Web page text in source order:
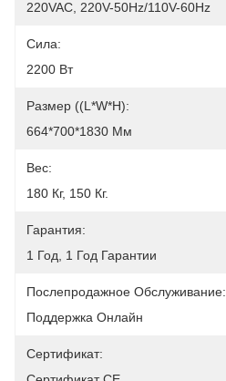
220VAC, 220V-50Hz/110V-60Hz
Сила:
2200 Вт
Размер ((L*W*H):
664*700*1830 Мм
Вес:
180 Кг, 150 Кг.
Гарантия:
1 Год, 1 Год Гарантии
Послепродажное Обслуживание:
Поддержка Онлайн
Сертификат: